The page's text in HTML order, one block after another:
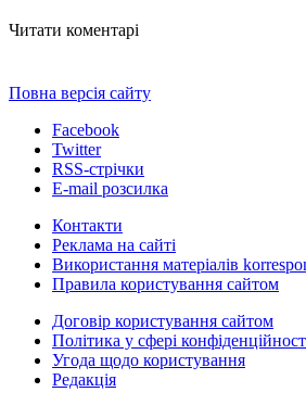
Читати коментарі
Повна версія сайту
Facebook
Twitter
RSS-стрічки
E-mail розсилка
Контакти
Реклама на сайті
Використання матеріалів
Правила користування сайтом
Договір користування сайтом
Політика у сфері
Угода щодо користування
Редакція